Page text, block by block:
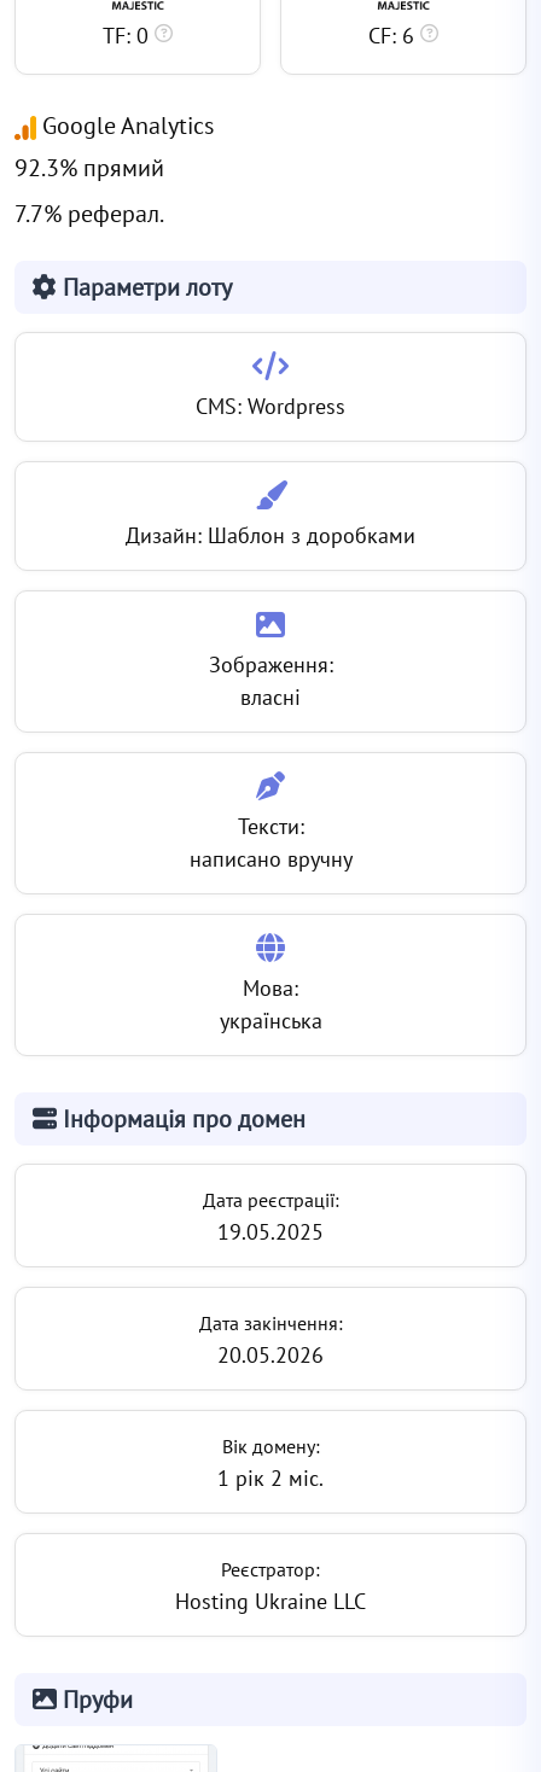
TF: 0 CF: 6
Google Analytics
92.3% прямий
7.7% реферал.
Параметри лоту
CMS: Wordpress
Дизайн: Шаблон з доробками
Зображення:
власні
Тексти:
написано вручну
Мова:
українська
Інформація про домен
Дата реєстрації:
19.05.2025
Дата закінчення:
20.05.2026
Вік домену:
1 рік 2 міс.
Реєстратор:
Hosting Ukraine LLC
Пруфи